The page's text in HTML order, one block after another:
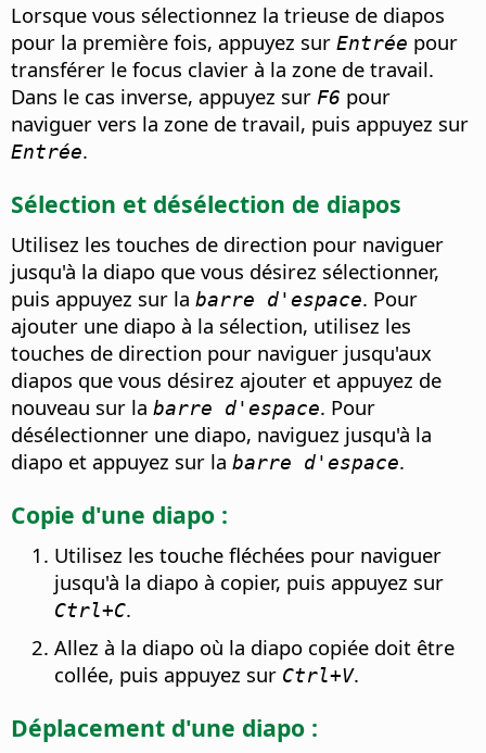
Lorsque vous sélectionnez la trieuse de diapos
pour la première fois, appuyez sur Entrée pour
transférer le focus clavier à la zone de travail.
Dans le cas inverse, appuyez sur F6 pour
naviguer vers la zone de travail, puis appuyez sur
Entrée.
Sélection et désélection de diapos
Utilisez les touches de direction pour naviguer
jusqu'à la diapo que vous désirez sélectionner,
puis appuyez sur la barre d'espace. Pour
ajouter une diapo à la sélection, utilisez les
touches de direction pour naviguer jusqu'aux
diapos que vous désirez ajouter et appuyez de
nouveau sur la barre d'espace. Pour
désélectionner une diapo, naviguez jusqu'à la
diapo et appuyez sur la barre d'espace.
Copie d'une diapo :
Utilisez les touche fléchées pour naviguer
jusqu'à la diapo à copier, puis appuyez sur
Ctrl+C.
Allez à la diapo où la diapo copiée doit être
collée, puis appuyez sur Ctrl+V.
Déplacement d'une diapo :